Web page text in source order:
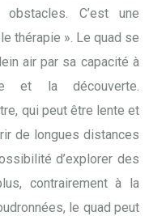
C’est une
thérapie ». Le quad se
air par sa capacité à
et la découverte.
qui peut être lente et
de longues distances
d’explorer des
contrairement à la
le quad peut